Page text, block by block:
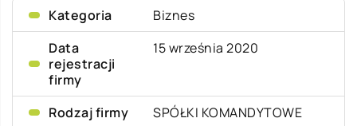
Kategoria
Biznes
Data
rejestracji
firmy
15 września 2020
Rodzaj firmy
SPÓŁKI KOMANDYTOWE